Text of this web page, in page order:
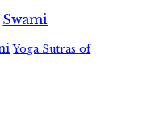
Swami
Yoga Sutras of